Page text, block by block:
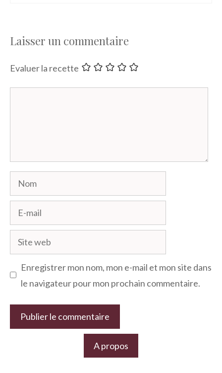
Laisser un commentaire
Evaluer la recette
Nom
mail
Site
web
Enregistrer mon nom, mon e-mail et mon site dans
le navigateur pour mon prochain commentaire.
A propos